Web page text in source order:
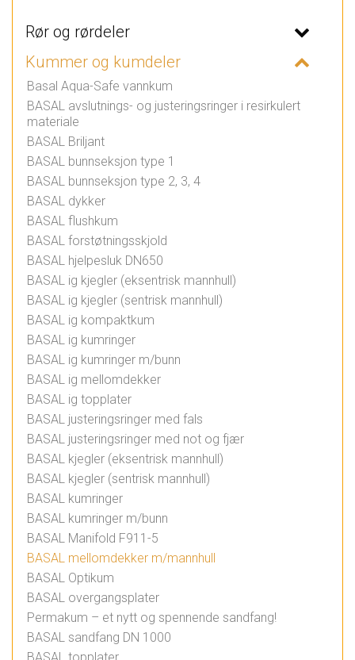
Rør og rørdeler
Kummer og kumdeler
Basal Aqua-Safe vannkum
BASAL avslutnings- og justeringsringer i resirkulert
materiale
BASAL Briljant
BASAL bunnseksjon type 1
BASAL bunnseksjon type 2, 3, 4
BASAL dykker
BASAL flushkum
BASAL forstøtningsskjold
BASAL hjelpesluk DN650
BASAL ig kjegler (eksentrisk mannhull)
BASAL ig kjegler (sentrisk mannhull)
BASAL ig kompaktkum
BASAL ig kumringer
BASAL ig kumringer m/bunn
BASAL ig mellomdekker
BASAL ig topplater
BASAL justeringsringer med fals
BASAL justeringsringer med not og fjær
BASAL kjegler (eksentrisk mannhull)
BASAL kjegler (sentrisk mannhull)
BASAL kumringer
BASAL kumringer m/bunn
BASAL Manifold F911-5
BASAL mellomdekker m/mannhull
BASAL Optikum
BASAL overgangsplater
Permakum – et nytt og spennende sandfang!
BASAL sandfang DN 1000
BASAL topplater